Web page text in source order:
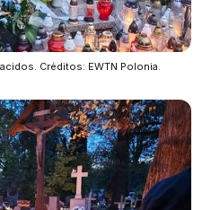
Créditos: EWTN Polonia.